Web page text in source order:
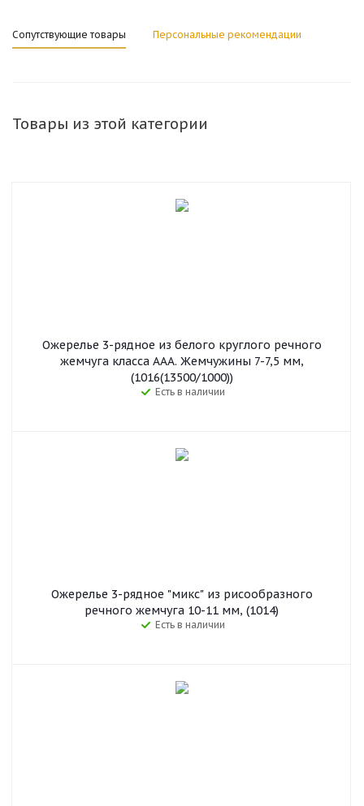
Сопутствующие товары Персональные рекомендации
Товары из этой категории
Ожерелье 3-рядное из белого круглого речного
жемчуга класса ААА. Жемчужины 7-7,5 мм,
(1016(13500/1000))
Есть в наличии
Ожерелье 3-рядное "микс" из рисообразного
речного жемчуга 10-11 мм, (1014)
Есть в наличии